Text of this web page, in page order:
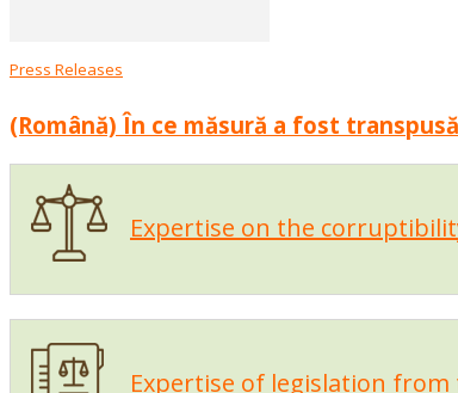
Press Releases
(Română) În ce măsură a fost
Expertise on the
Expertise of legislation